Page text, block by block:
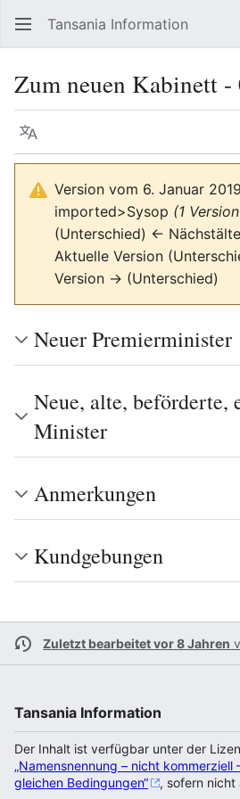
Tansania Information
Zum neuen Kabinett -
Sprache
Version vom 6. Januar
imported>Sysop (1
(Unterschied) ←
Aktuelle Version
Version → (Unterschied)
Neuer Premierminister
Neue, alte, beförderte,
Minister
Anmerkungen
Kundgebungen
Zuletzt bearbeitet vor 8 Jahren
Tansania Information
Der Inhalt ist verfügbar unter der
„Namensnennung – nicht kommerziell
gleichen Bedingungen“
, sofern nicht